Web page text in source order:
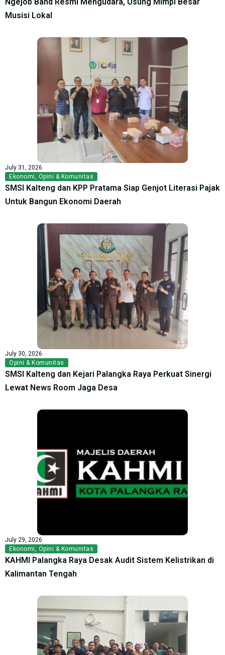
Musisi Lokal
July 31, 2026
Ekonomi, Opini & Komunitas
SMSI Kalteng dan KPP Pratama Siap Genjot Literasi Pajak
Untuk Bangun Ekonomi Daerah
July 30, 2026
Opini & Komunitas
SMSI Kalteng dan Kejari Palangka Raya Perkuat Sinergi
Lewat News Room Jaga Desa
July 29, 2026
Ekonomi, Opini & Komunitas
KAHMI Palangka Raya Desak Audit Sistem Kelistrikan di
Kalimantan Tengah